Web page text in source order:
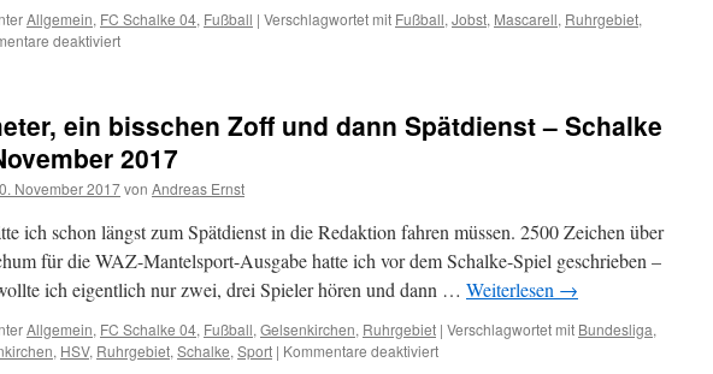
Allgemein, FC Schalke 04, Fußball | Verschlagwortet mit Fußball, Jobst, Mascarell, Ruhrgebiet,
deaktiviert
ein bisschen Zoff und dann Spätdienst – Schalke
2017
November 2017von Andreas Ernst
ich schon längst zum Spätdienst in die Redaktion fahren müssen. 2500 Zeichen über
für die WAZ-Mantelsport-Ausgabe hatte ich vor dem Schalke-Spiel geschrieben –
ich eigentlich nur zwei, drei Spieler hören und dann … Weiterlesen →
Allgemein, FC Schalke 04, Fußball, Gelsenkirchen, Ruhrgebiet | Verschlagwortet mit Bundesliga,
, HSV, Ruhrgebiet, Schalke, Sport | Kommentare deaktiviert